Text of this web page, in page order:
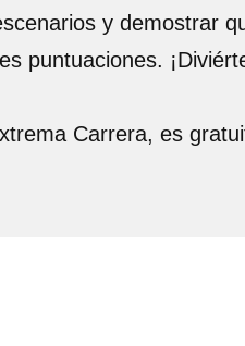
y demostrar
puntuaciones.
Carrera, es